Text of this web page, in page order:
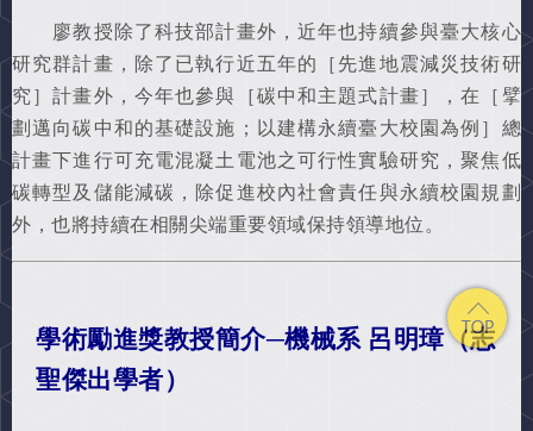
廖教授除了科技部計畫外，近年也持續參與臺大核心
研究群計畫，除了已執行近五年的［先進地震減災技術研
究］計畫外，今年也參與［碳中和主題式計畫］，在［擘
劃邁向碳中和的基礎設施；以建構永續臺大校園為例］總
計畫下進行可充電混凝土電池之可行性實驗研究，聚焦低
碳轉型及儲能減碳，除促進校內社會責任與永續校園規劃
外，也將持續在相關尖端重要領域保持領導地位。
學術勵進獎教授簡介─機械系 呂明璋（志
聖傑出學者）